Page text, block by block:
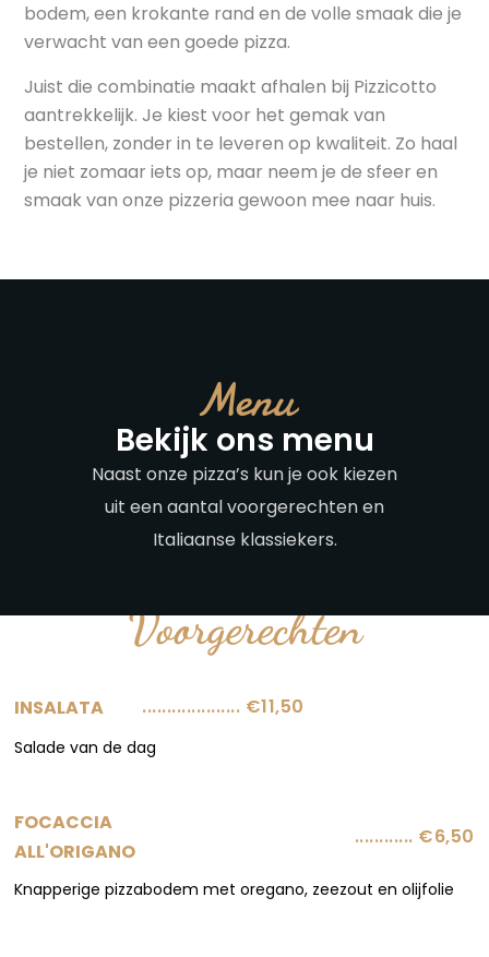
bodem, een krokante rand en de volle smaak die je
verwacht van een goede pizza.
Juist die combinatie maakt afhalen bij Pizzicotto
aantrekkelijk. Je kiest voor het gemak van
bestellen, zonder in te leveren op kwaliteit. Zo haal
je niet zomaar iets op, maar neem je de sfeer en
smaak van onze pizzeria gewoon mee naar huis.
Menu
Bekijk ons menu
Naast onze pizza’s kun je ook kiezen
uit een aantal voorgerechten en
Italiaanse klassiekers.
Voorgerechten
INSALATA .................... €11,50
Salade van de dag
FOCACCIA
ALL'ORIGANO
............ €6,50
Knapperige pizzabodem met oregano, zeezout en olijfolie